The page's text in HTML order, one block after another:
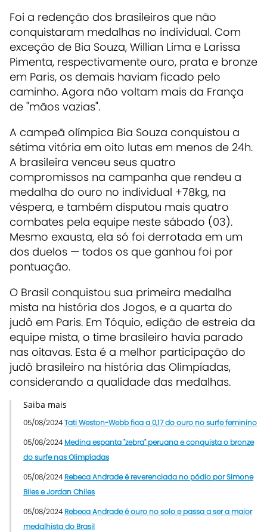
Foi a redenção dos brasileiros que não
conquistaram medalhas no individual. Com
exceção de Bia Souza, Willian Lima e Larissa
Pimenta, respectivamente ouro, prata e bronze
em Paris, os demais haviam ficado pelo
caminho. Agora não voltam mais da França
de "mãos vazias".
A campeã olímpica Bia Souza conquistou a
sétima vitória em oito lutas em menos de 24h.
A brasileira venceu seus quatro
compromissos na campanha que rendeu a
medalha do ouro no individual +78kg, na
véspera, e também disputou mais quatro
combates pela equipe neste sábado (03).
Mesmo exausta, ela só foi derrotada em um
dos duelos — todos os que ganhou foi por
pontuação.
O Brasil conquistou sua primeira medalha
mista na história dos Jogos, e a quarta do
judô em Paris. Em Tóquio, edição de estreia da
equipe mista, o time brasileiro havia parado
nas oitavas. Esta é a melhor participação do
judô brasileiro na história das Olimpíadas,
considerando a qualidade das medalhas.
Saiba mais
05/08/2024Tati Weston-Webb fica a 0,17 do ouro no surfe feminino
05/08/2024 Medina espanta "zebra" peruana e conquista o bronze
do surfe nas Olimpíadas
05/08/2024 Rebeca Andrade é reverenciada no pódio por Simone
Biles e Jordan Chiles
05/08/2024 Rebeca Andrade é ouro no solo e passa a ser a maior
medalhista do Brasil